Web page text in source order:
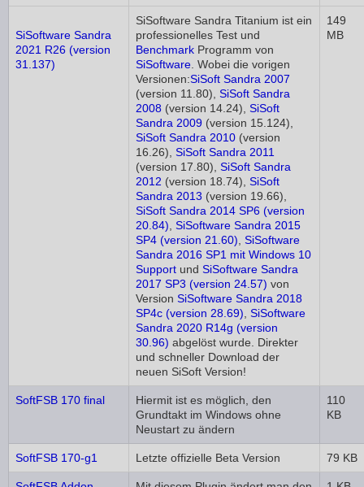
SiSoftware Sandra
2021 R26 (version
31.137)
SiSoftware Sandra Titanium ist ein
professionelles Test und
Benchmark Programm von
SiSoftware. Wobei die vorigen
Versionen:SiSoft Sandra 2007
(version 11.80), SiSoft Sandra
2008 (version 14.24), SiSoft
Sandra 2009 (version 15.124),
SiSoft Sandra 2010 (version
16.26), SiSoft Sandra 2011
(version 17.80), SiSoft Sandra
2012 (version 18.74), SiSoft
Sandra 2013 (version 19.66),
SiSoft Sandra 2014 SP6 (version
20.84), SiSoftware Sandra 2015
SP4 (version 21.60), SiSoftware
Sandra 2016 SP1 mit Windows 10
Support und SiSoftware Sandra
2017 SP3 (version 24.57) von
Version SiSoftware Sandra 2018
SP4c (version 28.69), SiSoftware
Sandra 2020 R14g (version
30.96) abgelöst wurde. Direkter
und schneller Download der
neuen SiSoft Version!
149
MB
SoftFSB 170 final
Hiermit ist es möglich, den
Grundtakt im Windows ohne
Neustart zu ändern
110
KB
SoftFSB 170-g1 Letzte offizielle Beta Version 79 KB